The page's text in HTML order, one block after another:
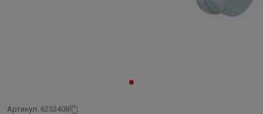
Артикул: 6253408